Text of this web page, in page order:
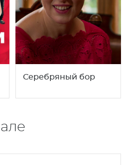
Серебряный бор